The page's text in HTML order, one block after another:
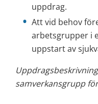
uppdrag.
Att vid behov
arbetsgrupper i
uppstart av
samverkansgrupp